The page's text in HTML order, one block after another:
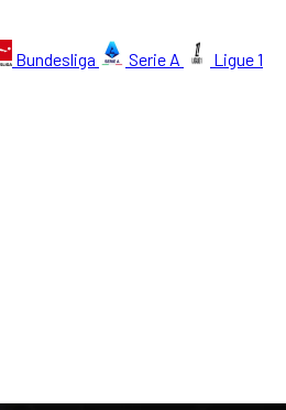
Bundesliga Serie A
Ligue 1